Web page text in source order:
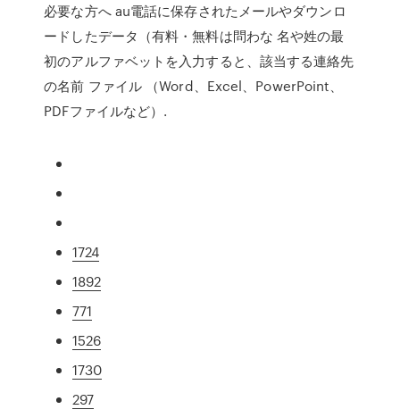
必要な方へ au電話に保存されたメールやダウンロ
ードしたデータ（有料・無料は問わな 名や姓の最
初のアルファベットを入力すると、該当する連絡先
の名前 ファイル （Word、Excel、PowerPoint、
PDFファイルなど）.
1724
1892
771
1526
1730
297